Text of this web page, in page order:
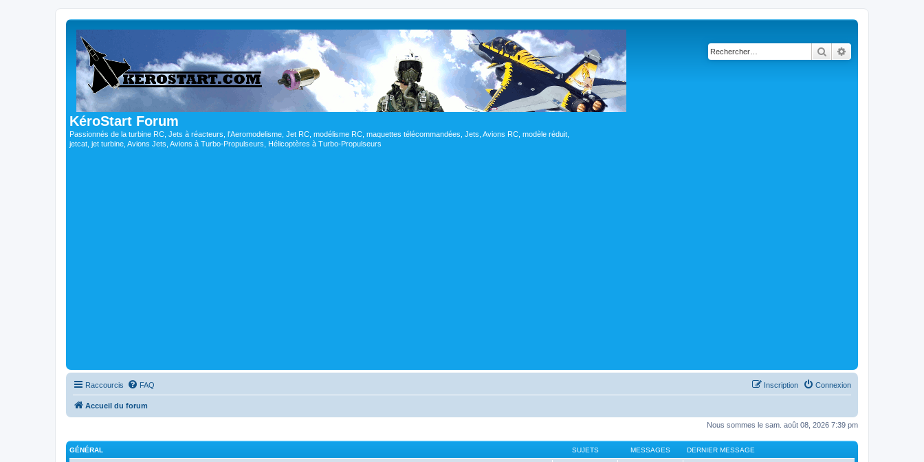
KéroStart Forum
Passionnés de la turbine RC, Jets à réacteurs, l'Aeromodelisme, Jet RC, modélisme RC, maquettes télécommandées, Jets, Avions RC, modèle réduit,
jetcat, jet turbine, Avions Jets, Avions à Turbo-Propulseurs, Hélicoptères à Turbo-Propulseurs
Rechercher
Raccourcis FAQ Connexion
Inscription
Accueil du forum
Nous sommes le sam. août 08, 2026 7:39 pm
GÉNÉRAL SUJETS MESSAGES DERNIER MESSAGE